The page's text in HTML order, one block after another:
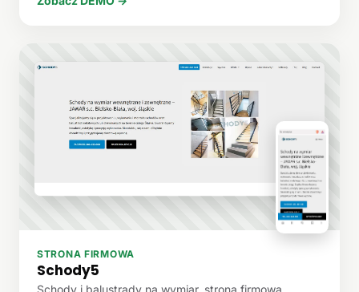
STRONA FIRMOWA
Schody5